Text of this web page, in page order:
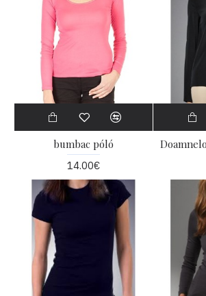
bumbac póló
14.00€